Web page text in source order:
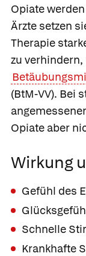
Opiate
Ärzte setzen
Therapie
zu
(BtM-VV). Bei
Opiate aber
Wirkung
Gefühl des
Schnelle
Krankhafte